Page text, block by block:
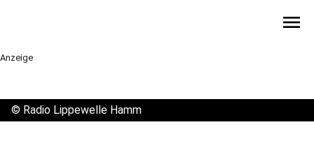
menu
Anzeige
© Radio Lippewelle Hamm